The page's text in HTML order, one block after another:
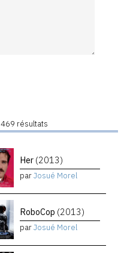
469 résultats
Her (2013)
parJosué Morel
RoboCop (2013)
parJosué Morel